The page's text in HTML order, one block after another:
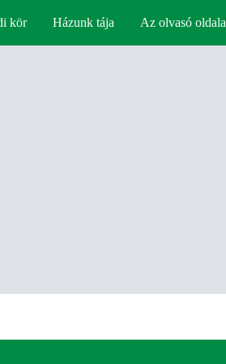
kör Házunk tája Az olvasó oldala